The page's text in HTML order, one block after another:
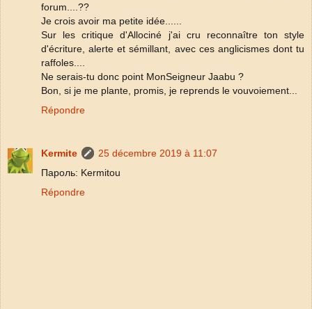
forum....??
Je crois avoir ma petite idée......
Sur les critique d'Allociné j'ai cru reconnaître ton style
d'écriture, alerte et sémillant, avec ces anglicismes dont tu
raffoles....
Ne serais-tu donc point MonSeigneur Jaabu ?
Bon, si je me plante, promis, je reprends le vouvoiement...
Répondre
Kermite
25 décembre 2019 à 11:07
Пароль: Kermitou
Répondre